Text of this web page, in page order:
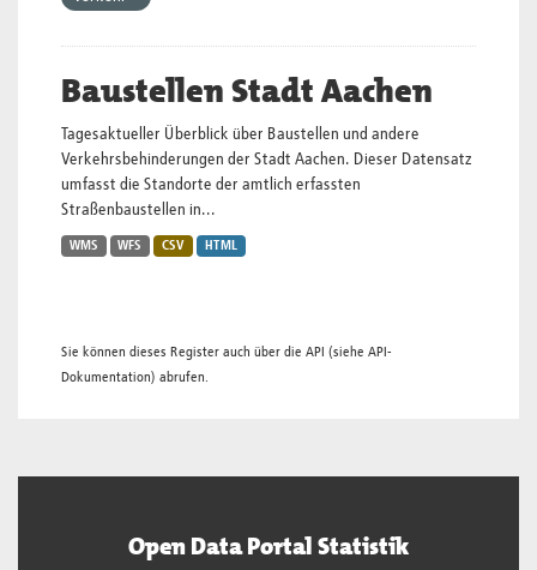
Baustellen Stadt Aachen
Tagesaktueller Überblick über Baustellen und andere
Verkehrsbehinderungen der Stadt Aachen. Dieser Datensatz
umfasst die Standorte der amtlich erfassten
Straßenbaustellen in...
WMS WFS CSV HTML
Sie können dieses Register auch über die API (siehe API-
Dokumentation) abrufen.
Open Data Portal Statistik